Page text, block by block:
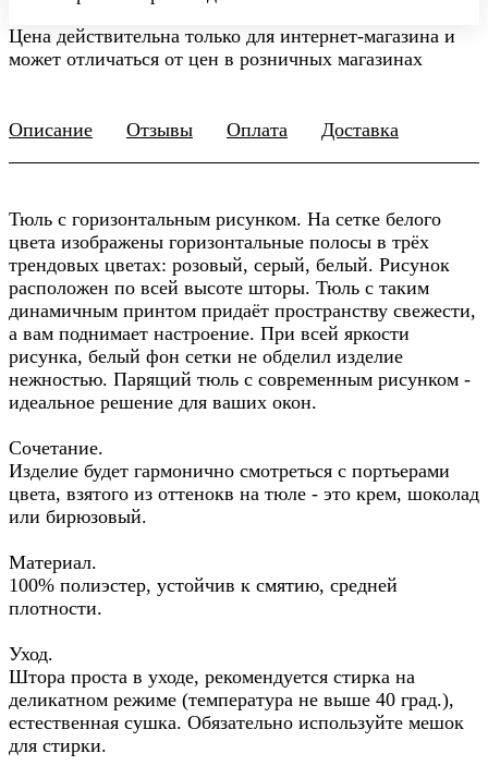
Цена действительна только для интернет-магазина и
может отличаться от цен в розничных магазинах
Описание Отзывы Оплата Доставка
Тюль с горизонтальным рисунком. На сетке белого
цвета изображены горизонтальные полосы в трёх
трендовых цветах: розовый, серый, белый. Рисунок
расположен по всей высоте шторы. Тюль с таким
динамичным принтом придаёт пространству свежести,
а вам поднимает настроение. При всей яркости
рисунка, белый фон сетки не обделил изделие
нежностью. Парящий тюль с современным рисунком -
идеальное решение для ваших окон.
Сочетание.
Изделие будет гармонично смотреться с портьерами
цвета, взятого из оттенокв на тюле - это крем, шоколад
или бирюзовый.
Материал.
100% полиэстер, устойчив к смятию, средней
плотности.
Уход.
Штора проста в уходе, рекомендуется стирка на
деликатном режиме (температура не выше 40 град.),
естественная сушка. Обязательно используйте мешок
для стирки.